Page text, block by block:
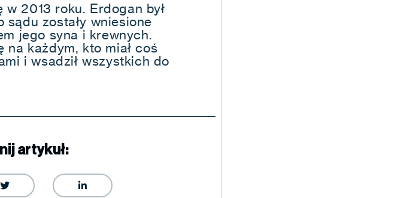
2013 roku. Erdogan był
zostały wniesione
jego syna i krewnych.
na każdym, kto miał coś
i wsadził wszystkich do
artykuł:
 